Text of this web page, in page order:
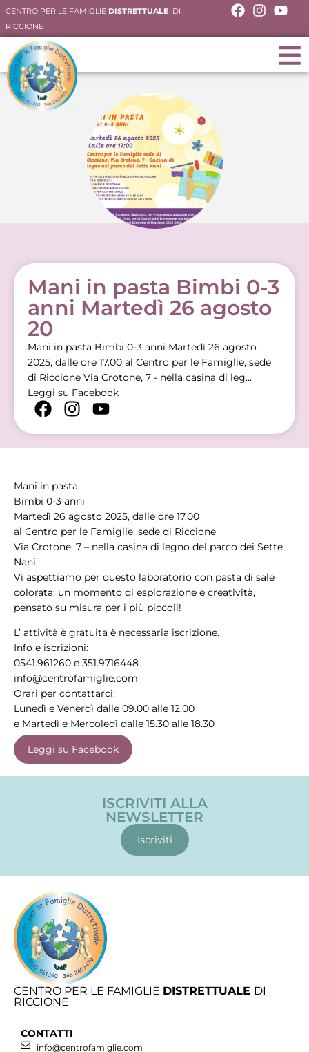
CENTRO PER LE FAMIGLIE DISTRETTUALE DI
RICCIONE
Mani in pasta Bimbi 0-3
anni Martedì 26 agosto
20
Mani in pasta Bimbi 0-3 anni Martedì 26 agosto
2025, dalle ore 17.00 al Centro per le Famiglie, sede
di Riccione Via Crotone, 7 - nella casina di leg...
Leggi su Facebook
Mani in pasta
Bimbi 0-3 anni
Martedì 26 agosto 2025, dalle ore 17.00
al Centro per le Famiglie, sede di Riccione
Via Crotone, 7 – nella casina di legno del parco dei Sette
Nani
Vi aspettiamo per questo laboratorio con pasta di sale
colorata: un momento di esplorazione e creatività,
pensato su misura per i più piccoli!
L’ attività è gratuita è necessaria iscrizione.
Info e iscrizioni:
0541.961260 e 351.9716448
info@centrofamiglie.com
Orari per contattarci:
Lunedì e Venerdì dalle 09.00 alle 12.00
e Martedì e Mercoledì dalle 15.30 alle 18.30
Leggi su Facebook
ISCRIVITI ALLA
NEWSLETTER
Iscriviti
CENTRO PER LE FAMIGLIE DISTRETTUALE DI
RICCIONE
CONTATTI
info@centrofamiglie.com